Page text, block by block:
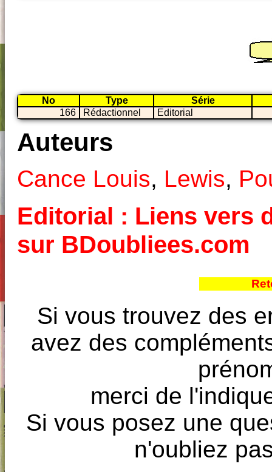
No Type
Série
166
Rédactionnel Editorial
Auteurs
Cance Louis, Lewis,
Editorial : Liens vers
sur BDoubliees.com
Si vous trouvez des
avez des
merci de
Si vous posez une
n'oubliez